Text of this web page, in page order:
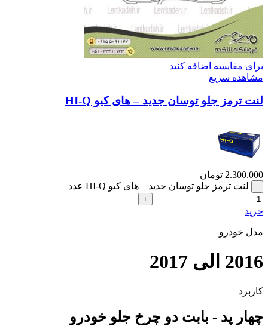
برای مقایسه اضافه کنید
مشاهده سریع
لنت ترمز جلو توسان جدید – های کیو HI-Q
2.300.000 تومان
لنت ترمز جلو توسان جدید – های کیو HI-Q عدد
خرید
مدل خودرو
2016 الی 2017
کاربرد
چهار پد - بابت دو چرخ جلو خودرو